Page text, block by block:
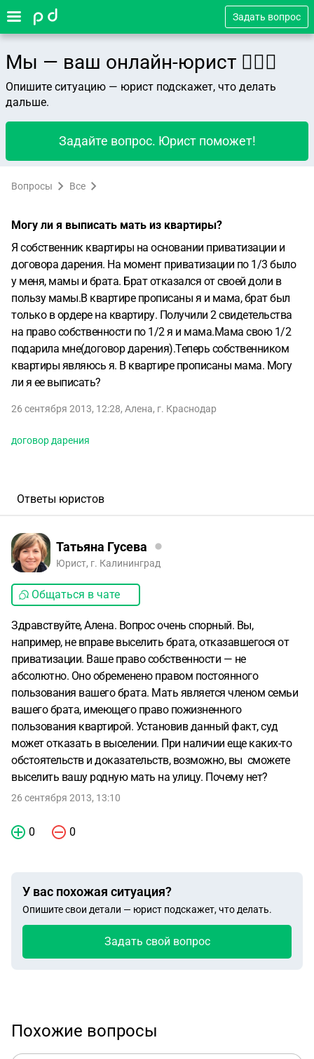
Задать вопрос
Мы — ваш онлайн-юрист 👨🏻‍⚖️
Опишите ситуацию — юрист подскажет, что делать
дальше.
Задайте вопрос. Юрист поможет!
Вопросы Все
Могу ли я выписать мать из квартиры?
Я собственник квартиры на основании приватизации и
договора дарения. На момент приватизации по 1/3 было
у меня, мамы и брата. Брат отказался от своей доли в
пользу мамы.В квартире прописаны я и мама, брат был
только в ордере на квартиру. Получили 2 свидетельства
на право собственности по 1/2 я и мама.Мама свою 1/2
подарила мне(договор дарения).Теперь собственником
квартиры являюсь я. В квартире прописаны мама. Могу
ли я ее выписать?
26 сентября 2013, 12:28, Алена, г. Краснодар
договор дарения
Ответы юристов
Татьяна Гусева
Юрист, г. Калининград
Общаться в чате
Здравствуйте, Алена. Вопрос очень спорный. Вы,
например, не вправе выселить брата, отказавшегося от
приватизации. Ваше право собственности — не
абсолютно. Оно обременено правом постоянного
пользования вашего брата. Мать является членом семьи
вашего брата, имеющего право пожизненного
пользования квартирой. Установив данный факт, суд
может отказать в выселении. При наличии еще каких-то
обстоятельств и доказательств, возможно, вы сможете
выселить вашу родную мать на улицу. Почему нет?
26 сентября 2013, 13:10
0 0
У вас похожая ситуация?
Опишите свои детали — юрист подскажет, что делать.
Задать свой вопрос
Похожие вопросы